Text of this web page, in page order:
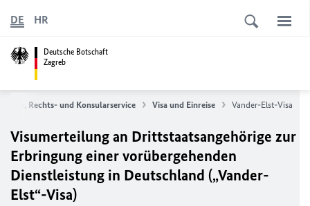
Deutsche Botschaft
Zagreb
DE HR
Visa-, Rechts- und Konsularservice Visa und Einreise Vander-Elst-Visa
Visumerteilung an Drittstaatsangehörige zur
Erbringung einer vorübergehenden
Dienstleistung in Deutschland („Vander-
Elst“-Visa)